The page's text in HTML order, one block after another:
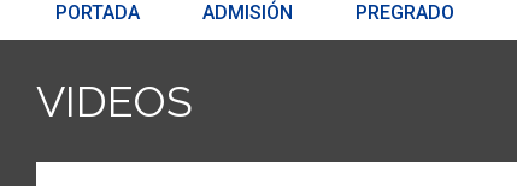
PORTADA ADMISIÓN PREGRADO
VIDEOS